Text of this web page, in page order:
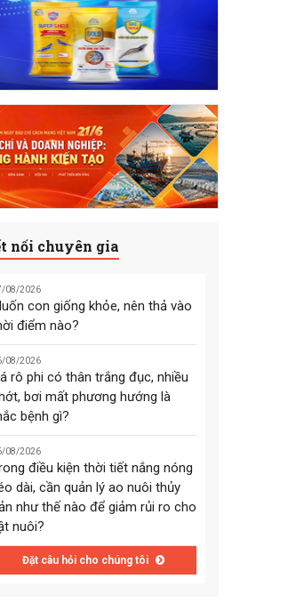
nối chuyên gia
08/2026
con giống khỏe, nên thả vào
điểm nào?
08/2026
rô phi có thân trắng đục, nhiều
bơi mất phương hướng là
bệnh gì?
08/2026
điều kiện thời tiết nắng nóng
dài, cần quản lý ao nuôi thủy
như thế nào để giảm rủi ro cho
nuôi?
Đặt câu hỏi cho chúng tôi